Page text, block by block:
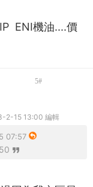
ENI機油....價
5#
2-15 13:00 編輯
07:57